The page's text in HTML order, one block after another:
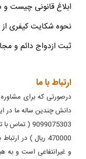
ابلاغ قانونی چیست
نحوه شکایت کیفری
ثبت ازدواج دائم و
ارتباط با ما
درصورتی که برای
دانش چندین ساله ما در
9099075303
470000 ریال ) در
و غیرانتفاعی است و به